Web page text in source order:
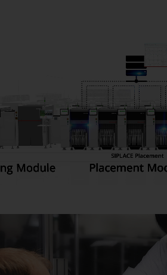
WORKS Programming
Factory Solutions
Factory Equipment Center
Factory Material Manager
凯睿德制造MES